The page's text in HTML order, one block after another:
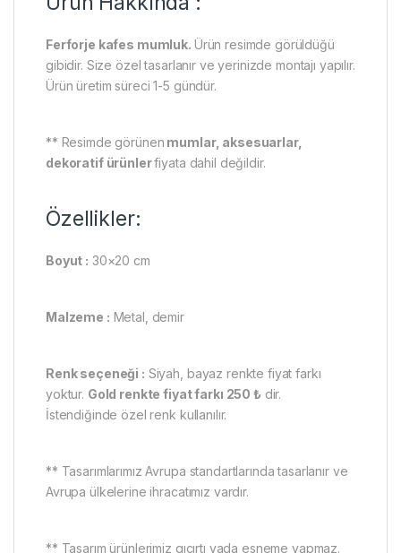
Ferforje kafes mumluk. Ürün resimde görüldüğü
gibidir. Size özel tasarlanır ve yerinizde montajı yapılır.
Ürün üretim süreci 1-5 gündür.
** Resimde görünen mumlar, aksesuarlar,
dekoratif ürünlerfiyata dahil değildir.
Özellikler:
Boyut : 30×20 cm
Malzeme : Metal, demir
Renk seçeneği : Siyah, bayaz renkte fiyat farkı
yoktur. Gold renkte fiyat farkı 250 ₺ dir.
İstendiğinde özel renk kullanılır.
** Tasarımlarımız Avrupa standartlarında tasarlanır ve
Avrupa ülkelerine ihracatımız vardır.
** Tasarım ürünlerimiz gıcırtı yada esneme yapmaz.